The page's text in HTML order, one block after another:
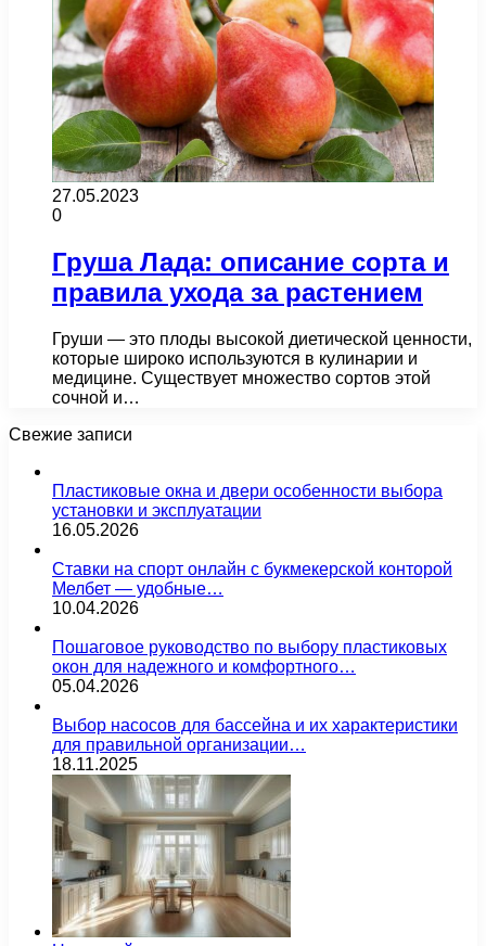
27.05.2023
0
Груша Лада: описание сорта и
правила ухода за растением
Груши — это плоды высокой диетической ценности,
которые широко используются в кулинарии и
медицине. Существует множество сортов этой
сочной и…
Свежие записи
Пластиковые окна и двери особенности выбора
установки и эксплуатации
16.05.2026
Ставки на спорт онлайн с букмекерской конторой
Мелбет — удобные…
10.04.2026
Пошаговое руководство по выбору пластиковых
окон для надежного и комфортного…
05.04.2026
Выбор насосов для бассейна и их характеристики
для правильной организации…
18.11.2025